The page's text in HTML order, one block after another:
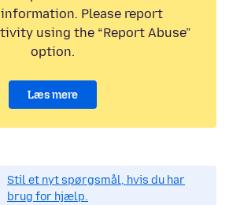
Please report
using the “Report Abuse”
option.
Læs mere
Stil et nyt spørgsmål, hvis du har
brug for hjælp.